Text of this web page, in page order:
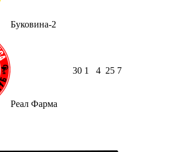
Буковина-2
Реал Фарма
30 1 4 25 7